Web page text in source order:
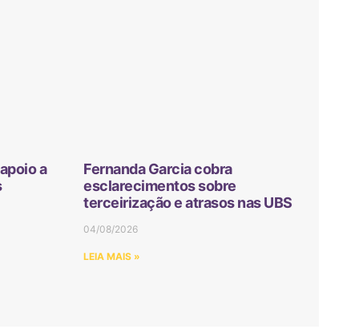
a
Fernanda Garcia cobra
esclarecimentos sobre
terceirização e atrasos nas UBS
04/08/2026
LEIA MAIS »